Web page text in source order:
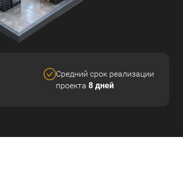
Средний срок реализации
проекта 8 дней